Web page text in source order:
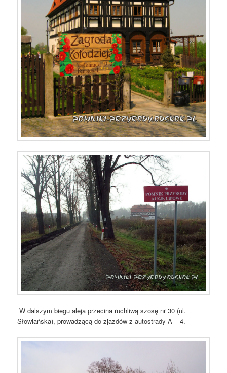
W dalszym biegu aleja przecina ruchliwą szosę nr 30 (ul.
Słowiańska), prowadzącą do zjazdów z autostrady A – 4.